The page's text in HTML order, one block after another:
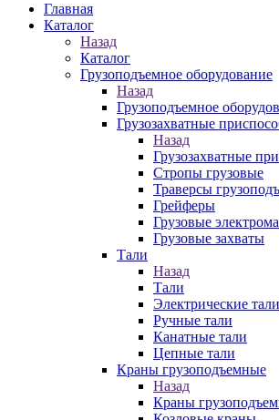
Главная
Каталог
Назад
Каталог
Грузоподъемное оборудование
Назад
Грузоподъемное
Грузозахватные
Назад
Грузозахватные
Стропы грузовые
Траверсы
Грейферы
Грузовые
Грузовые захваты
Тали
Назад
Тали
Электрические тали
Ручные тали
Канатные тали
Цепные тали
Краны грузоподъемные
Назад
Краны